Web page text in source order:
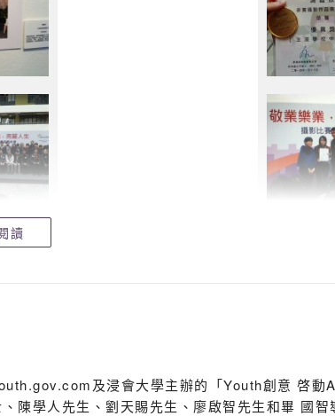
讀
及浸會大學主辦的「Youth創意 啓動
陳學人先生、劉天賜先生、廖啟智先生和畢 國智